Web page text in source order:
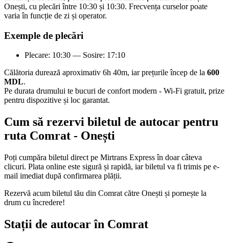
Onești, cu plecări între 10:30 și 10:30. Frecvența curselor poate
varia în funcție de zi și operator.
Exemple de plecări
Plecare: 10:30 — Sosire: 17:10
Călătoria durează aproximativ 6h 40m, iar prețurile încep de la 600
MDL.
Pe durata drumului te bucuri de confort modern - Wi-Fi gratuit, prize
pentru dispozitive și loc garantat.
Cum să rezervi biletul de autocar pentru
ruta Comrat - Onești
Poți cumpăra biletul direct pe Mirtrans Express în doar câteva
clicuri. Plata online este sigură și rapidă, iar biletul va fi trimis pe e-
mail imediat după confirmarea plății.
Rezervă acum biletul tău din Comrat către Onești și pornește la
drum cu încredere!
Stații de autocar în Comrat